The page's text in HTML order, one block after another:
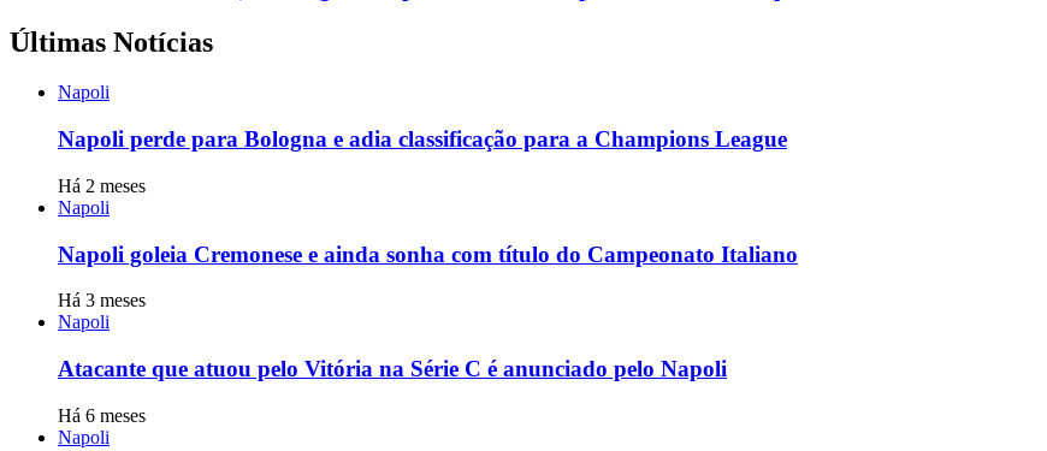
Últimas Notícias
Napoli
Napoli perde para Bologna e adia classificação para a Champions League
Há 2 meses
Napoli
Napoli goleia Cremonese e ainda sonha com título do Campeonato Italiano
Há 3 meses
Napoli
Atacante que atuou pelo Vitória na Série C é anunciado pelo Napoli
Há 6 meses
Napoli